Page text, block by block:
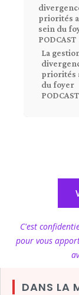
La
priorités
du foyer
PODCAST
C'est
pour vous
DANS LA